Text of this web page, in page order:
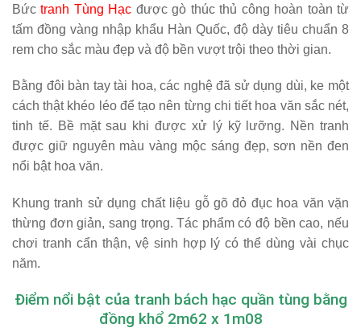
Bức tranh Tùng Hạc được gò thúc thủ công hoàn toàn từ
tấm đồng vàng nhập khẩu Hàn Quốc, độ dày tiêu chuẩn 8
rem cho sắc màu đẹp và độ bền vượt trội theo thời gian.
Bằng đôi bàn tay tài hoa, các nghệ đã sử dụng dùi, ke một
cách thật khéo léo để tạo nên từng chi tiết hoa văn sắc nét,
tinh tế. Bề mặt sau khi được xử lý kỹ lưỡng. Nền tranh
được giữ nguyên màu vàng mộc sáng đẹp, sơn nền đen
nổi bật hoa văn.
Khung tranh sử dụng chất liệu gỗ gõ đỏ đục hoa văn vặn
thừng đơn giản, sang trọng. Tác phẩm có độ bền cao, nếu
chơi tranh cẩn thận, vệ sinh hợp lý có thể dùng vài chục
năm.
Điểm nổi bật của tranh bách hạc quần tùng bằng
đồng khổ 2m62 x 1m08